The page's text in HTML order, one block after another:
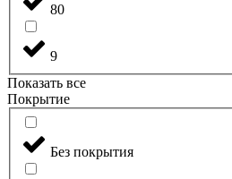
80
9
Показать все
Покрытие
Без покрытия